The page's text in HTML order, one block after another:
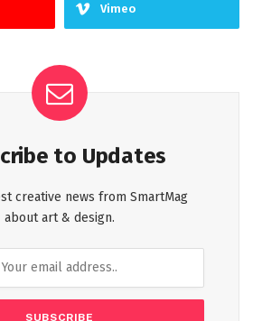
Vimeo
to Updates
creative news from SmartMag
about art & design.